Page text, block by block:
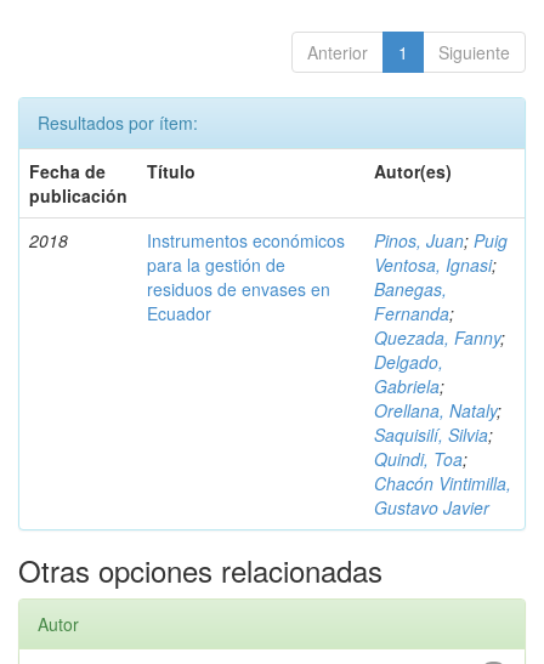
Anterior 1 Siguiente
Resultados por ítem:
Fecha de
publicación
Título Autor(es)
2018
Instrumentos económicos
para la gestión de
residuos de envases en
Ecuador
Pinos, Juan; Puig
Ventosa, Ignasi;
Banegas,
Fernanda;
Quezada, Fanny;
Delgado,
Gabriela;
Orellana, Nataly;
Saquisilí, Silvia;
Quindi, Toa;
Chacón Vintimilla,
Gustavo Javier
Otras opciones relacionadas
Autor